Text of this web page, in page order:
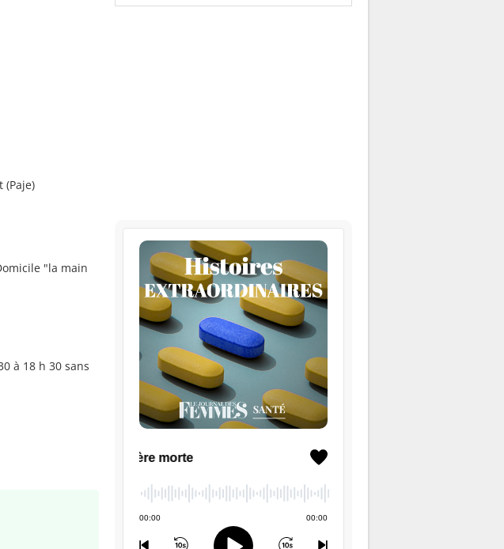
(Paje)
"la main
à 18 h 30 sans